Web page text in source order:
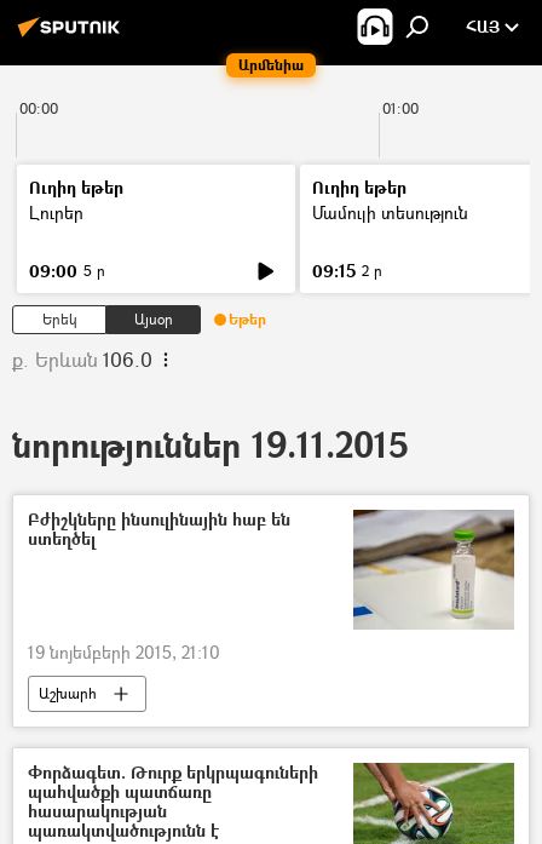
Արմենիա
ՀԱՅ
00:00 01:00
Ուղիղ եթեր
Լուրեր
09:00 5 ր
Ուղիղ եթեր
Մամուլի տեսություն
09:15 2 ր
Երեկ Այսօր Եթեր
ք. Երևան 106.0
նորություններ 19.11.2015
Բժիշկները ինսուլինային հաբ են
ստեղծել
19 նոյեմբերի 2015, 21:10
Աշխարհ
Փորձագետ. Թուրք երկրպագուների
պահվածքի պատճառը
հասարակության
պառակտվածությունն է